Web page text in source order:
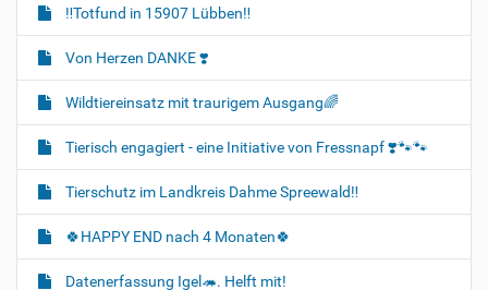
‼️Totfund in 15907 Lübben‼️
Von Herzen DANKE ❣️
Wildtiereinsatz mit traurigem Ausgang🌈
Tierisch engagiert - eine Initiative von Fressnapf ❣️🐾🐾
Tierschutz im Landkreis Dahme Spreewald‼️
🍀HAPPY END nach 4 Monaten🍀
Datenerfassung Igel🦔. Helft mit!